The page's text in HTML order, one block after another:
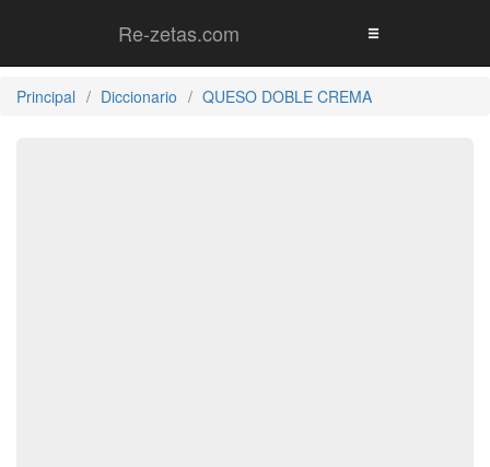
Re-zetas.com
Principal Diccionario QUESO DOBLE CREMA